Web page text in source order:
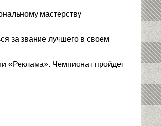
мастерству
за звание лучшего в своем
«Реклама». Чемпионат пройдет